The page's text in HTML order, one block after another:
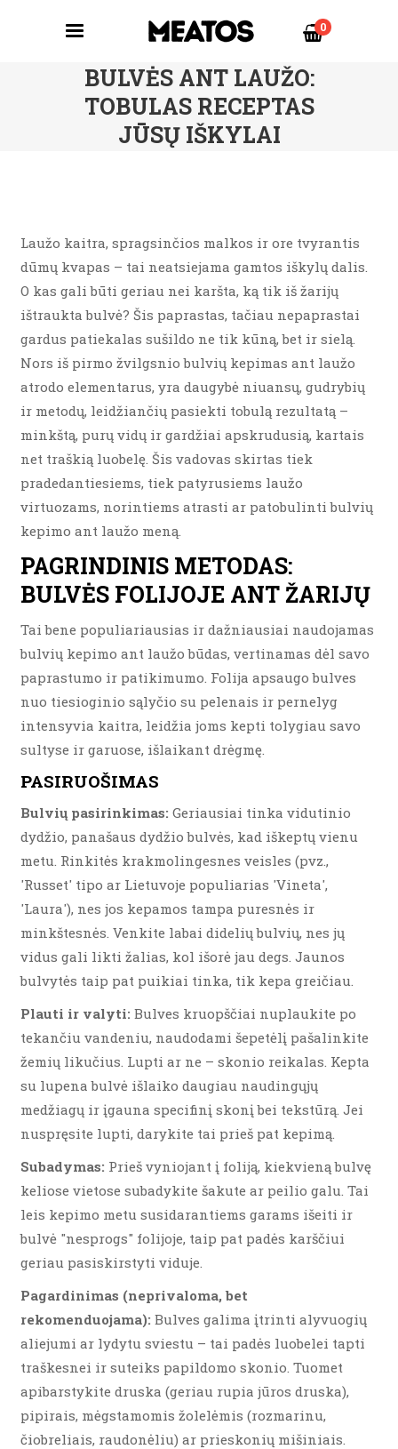
0
BULVĖS ANT LAUŽO:
TOBULAS RECEPTAS
JŪSŲ IŠKYLAI
Laužo kaitra, spragsinčios malkos ir ore tvyrantis
dūmų kvapas – tai neatsiejama gamtos iškylų dalis.
O kas gali būti geriau nei karšta, ką tik iš žarijų
ištraukta bulvė? Šis paprastas, tačiau nepaprastai
gardus patiekalas sušildo ne tik kūną, bet ir sielą.
Nors iš pirmo žvilgsnio bulvių kepimas ant laužo
atrodo elementarus, yra daugybė niuansų, gudrybių
ir metodų, leidžiančių pasiekti tobulą rezultatą –
minkštą, purų vidų ir gardžiai apskrudusią, kartais
net traškią luobelę. Šis vadovas skirtas tiek
pradedantiesiems, tiek patyrusiems laužo
virtuozams, norintiems atrasti ar patobulinti bulvių
kepimo ant laužo meną.
PAGRINDINIS METODAS:
BULVĖS FOLIJOJE ANT ŽARIJŲ
Tai bene populiariausias ir dažniausiai naudojamas
bulvių kepimo ant laužo būdas, vertinamas dėl savo
paprastumo ir patikimumo. Folija apsaugo bulves
nuo tiesioginio sąlyčio su pelenais ir pernelyg
intensyvia kaitra, leidžia joms kepti tolygiau savo
sultyse ir garuose, išlaikant drėgmę.
PASIRUOŠIMAS
Bulvių pasirinkimas: Geriausiai tinka vidutinio
dydžio, panašaus dydžio bulvės, kad iškeptų vienu
metu. Rinkitės krakmolingesnes veisles (pvz.,
'Russet' tipo ar Lietuvoje populiarias 'Vineta',
'Laura'), nes jos kepamos tampa puresnės ir
minkštesnės. Venkite labai didelių bulvių, nes jų
vidus gali likti žalias, kol išorė jau degs. Jaunos
bulvytės taip pat puikiai tinka, tik kepa greičiau.
Plauti ir valyti: Bulves kruopščiai nuplaukite po
tekančiu vandeniu, naudodami šepetėlį pašalinkite
žemių likučius. Lupti ar ne – skonio reikalas. Kepta
su lupena bulvė išlaiko daugiau naudingųjų
medžiagų ir įgauna specifinį skonį bei tekstūrą. Jei
nuspręsite lupti, darykite tai prieš pat kepimą.
Subadymas: Prieš vyniojant į foliją, kiekvieną bulvę
keliose vietose subadykite šakute ar peilio galu. Tai
leis kepimo metu susidarantiems garams išeiti ir
bulvė "nesprogs" folijoje, taip pat padės karščiui
geriau pasiskirstyti viduje.
Pagardinimas (neprivaloma, bet
rekomenduojama): Bulves galima įtrinti alyvuogių
aliejumi ar lydytu sviestu – tai padės luobelei tapti
traškesnei ir suteiks papildomo skonio. Tuomet
apibarstykite druska (geriau rupia jūros druska),
pipirais, mėgstamomis žolelėmis (rozmarinu,
čiobreliais, raudonėliu) ar prieskonių mišiniais.